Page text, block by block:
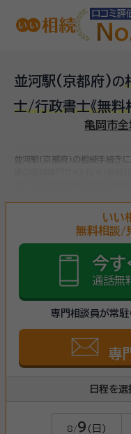
口コミ評
並河駅(京都府)の
士/行政書士《無料
亀岡市全
並河駅(京都府)の相続手続き
全国で対応可能な相
名義変更、相続税の申告・納税
多岐に渡るため、相続手続き
いい
無料相談/
今す
通話無
専門相談員が常駐
専
日程を
8/9 (日)